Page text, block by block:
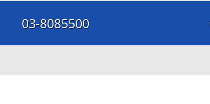
03-8085500